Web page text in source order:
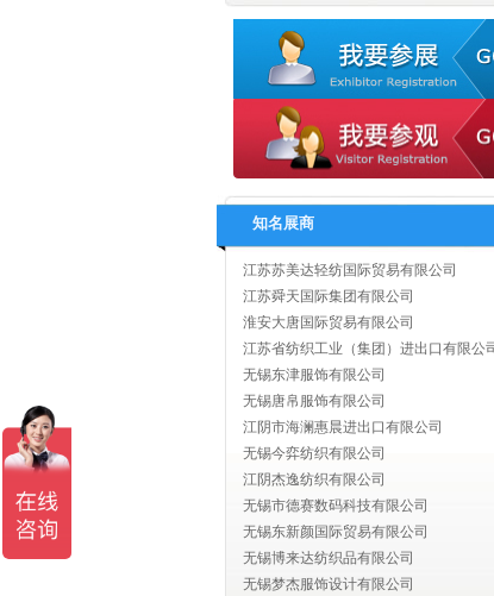
知名展商
扬州市丰盛贸易有限公司
扬州海大服饰有限公司
扬州嘉宇国际贸易有限公司
江苏汇鸿国际集团有限公司
江苏省海外企业集团有限公司
江苏奔日国际贸易有限公司
江苏英佩尔国际贸易有限公司
江苏曼诺进出口有限公司
江苏汇鸿国际集团有限公司
江苏苏美达轻纺国际贸易有限公司
江苏舜天国际集团有限公司
淮安大唐国际贸易有限公司
江苏省纺织工业（集团）进出口有限公司
无锡东津服饰有限公司
无锡唐帛服饰有限公司
江阴市海澜惠晨进出口有限公司
无锡今弈纺织有限公司
江阴杰逸纺织有限公司
无锡市德赛数码科技有限公司
无锡东新颜国际贸易有限公司
无锡博来达纺织品有限公司
无锡梦杰服饰设计有限公司
无锡美盛国际贸易有限公司